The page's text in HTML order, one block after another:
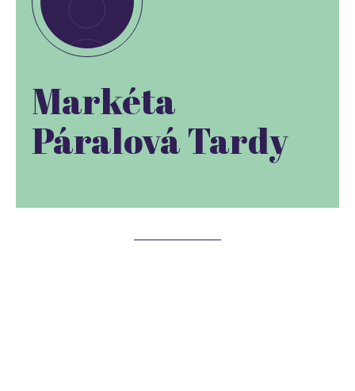
Markéta
Páralová Tardy